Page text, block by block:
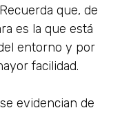
que, de
es la que está
entorno y por
facilidad.
evidencian de